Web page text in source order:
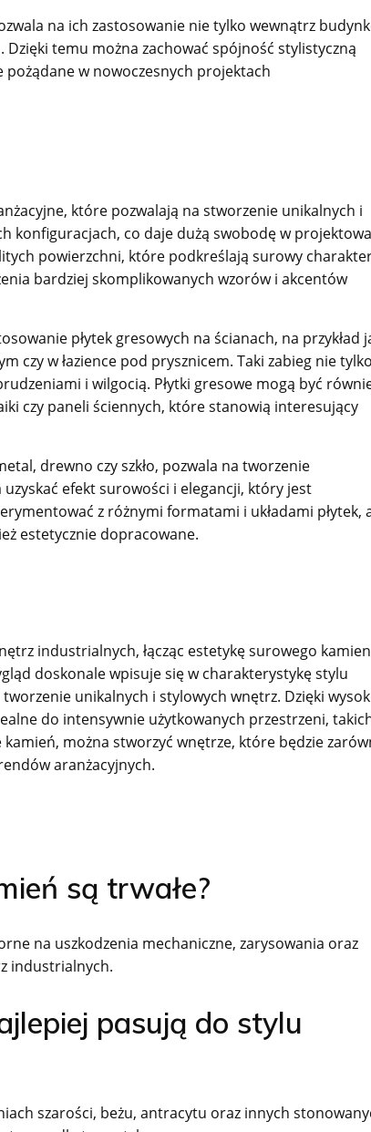
na ich zastosowanie nie tylko wewnątrz
temu można zachować spójność stylistyczną
w nowoczesnych projektach
które pozwalają na stworzenie unikalnych i
konfiguracjach, co daje dużą swobodę w
powierzchni, które podkreślają surowy
bardziej skomplikowanych wzorów i akcentów
płytek gresowych na ścianach, na przykład
czy w łazience pod prysznicem. Taki zabieg nie tylko
i wilgocią. Płytki gresowe mogą być
czy paneli ściennych, które stanowią interesujący
drewno czy szkło, pozwala na tworzenie
efekt surowości i elegancji, który jest
z różnymi formatami i układami płytek,
estetycznie dopracowane.
industrialnych, łącząc estetykę surowego
doskonale wpisuje się w charakterystykę stylu
unikalnych i stylowych wnętrz. Dzięki
do intensywnie użytkowanych przestrzeni,
można stworzyć wnętrze, które będzie
aranżacyjnych.
są trwałe?
na uszkodzenia mechaniczne, zarysowania oraz
industrialnych.
pasują do stylu
szarości, beżu, antracytu oraz innych